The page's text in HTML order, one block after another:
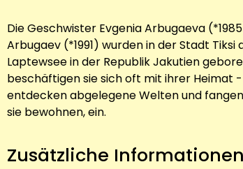
Die Geschwister Evgenia Arbugaeva
Arbugaev (*1991) wurden in der Stadt Tiksi
Laptewsee in der Republik Jakutien
beschäftigen sie sich oft mit ihrer Heimat -
entdecken abgelegene Welten und
sie bewohnen, ein.
Zusätzliche Informationen